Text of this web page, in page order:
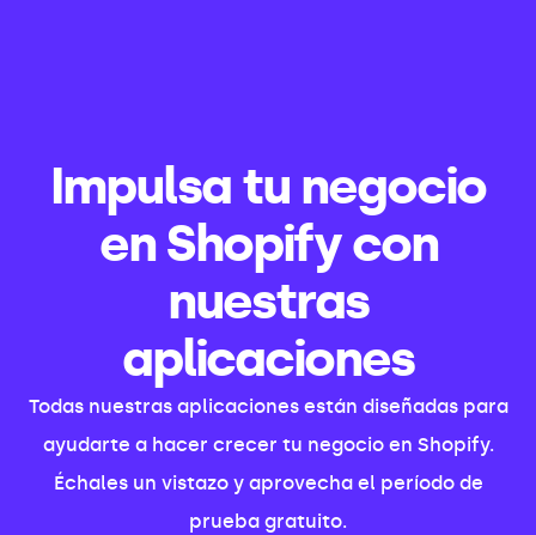
Impulsa tu negocio
en Shopify con
nuestras
aplicaciones
Todas nuestras aplicaciones están diseñadas para
ayudarte a hacer crecer tu negocio en Shopify.
Échales un vistazo y aprovecha el período de
prueba gratuito.